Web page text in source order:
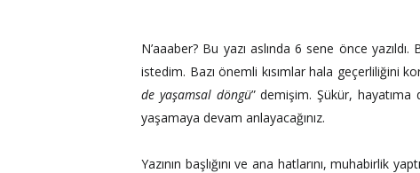
N’aaaber? Bu yazı aslında 6 sene önce
istedim. Bazı önemli kısımlar hala geçerliliğini
de yaşamsal döngü” demişim. Şükür,
yaşamaya devam anlayacağınız.
Yazının başlığını ve ana hatlarını, muhabirlik